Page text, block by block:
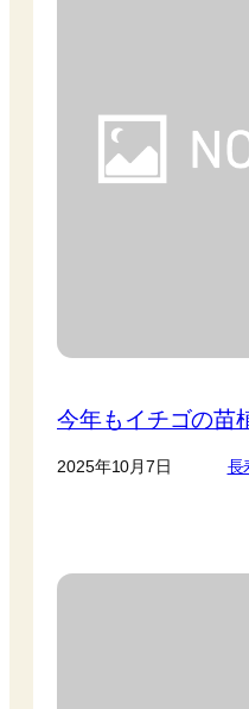
今年もイチゴの苗
2025年10月7日 長